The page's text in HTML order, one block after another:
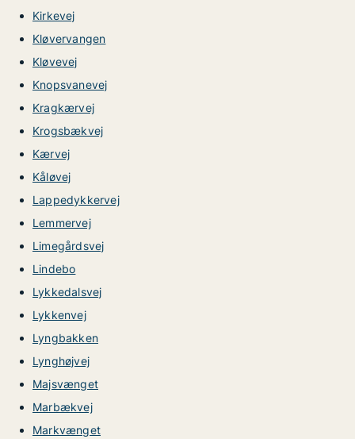
Kirkevej
Kløvervangen
Kløvevej
Knopsvanevej
Kragkærvej
Krogsbækvej
Kærvej
Kåløvej
Lappedykkervej
Lemmervej
Limegårdsvej
Lindebo
Lykkedalsvej
Lykkenvej
Lyngbakken
Lynghøjvej
Majsvænget
Marbækvej
Markvænget